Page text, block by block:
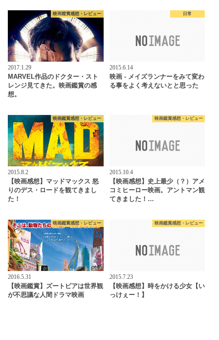
映画鑑賞感想・レビュー
2017.1.29
MARVEL作品のドクター・スト
レンジ見てきた。映画鑑賞の感
想。
日常
2015.6.14
映画 - メイズランナーをみて変わ
る事をよく考えないとと思った
映画鑑賞感想・レビュー
2015.8.2
【映画感想】マッドマックス 怒
りのデス・ロードを観てきまし
た！
映画鑑賞感想・レビュー
2015.10.4
【映画感想】史上最少（？）アメ
コミヒーロー映画。アントマン観
てきました！…
映画鑑賞感想・レビュー
2016.5.31
【映画鑑賞】ズートピアは世界観
が不思議な人間ドラマ映画
映画鑑賞感想・レビュー
2015.7.23
【映画感想】時をかける少女【い
っけぇー！】